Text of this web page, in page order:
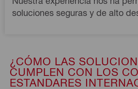
soluciones seguras y de alto
¿CÓMO LAS
CUMPLEN CON LOS
ESTANDARES